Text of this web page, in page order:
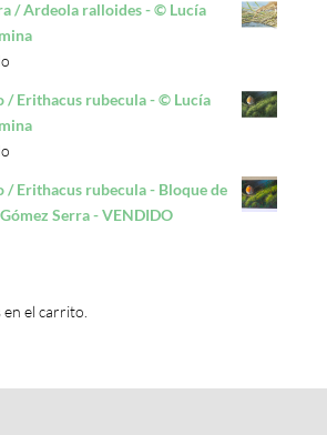
/ Ardeola ralloides - © Lucía
/ Erithacus rubecula - © Lucía
Erithacus rubecula - Bloque de
Serra - VENDIDO
el carrito.